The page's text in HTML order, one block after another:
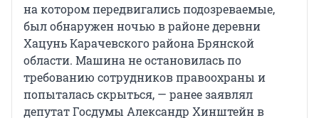
на котором передвигались подозреваемые,
был обнаружен ночью в районе деревни
Хацунь Карачевского района Брянской
области. Машина не остановилась по
требованию сотрудников правоохраны и
попыталась скрыться, — ранее заявлял
депутат Госдумы Александр Хинштейн в